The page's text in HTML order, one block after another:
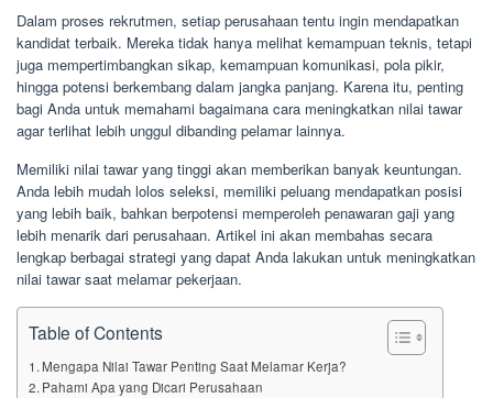
Dalam proses rekrutmen, setiap perusahaan tentu ingin mendapatkan
kandidat terbaik. Mereka tidak hanya melihat kemampuan teknis, tetapi
juga mempertimbangkan sikap, kemampuan komunikasi, pola pikir,
hingga potensi berkembang dalam jangka panjang. Karena itu, penting
bagi Anda untuk memahami bagaimana cara meningkatkan nilai tawar
agar terlihat lebih unggul dibanding pelamar lainnya.
Memiliki nilai tawar yang tinggi akan memberikan banyak keuntungan.
Anda lebih mudah lolos seleksi, memiliki peluang mendapatkan posisi
yang lebih baik, bahkan berpotensi memperoleh penawaran gaji yang
lebih menarik dari perusahaan. Artikel ini akan membahas secara
lengkap berbagai strategi yang dapat Anda lakukan untuk meningkatkan
nilai tawar saat melamar pekerjaan.
Table of Contents
Mengapa Nilai Tawar Penting Saat Melamar Kerja?
Pahami Apa yang Dicari Perusahaan